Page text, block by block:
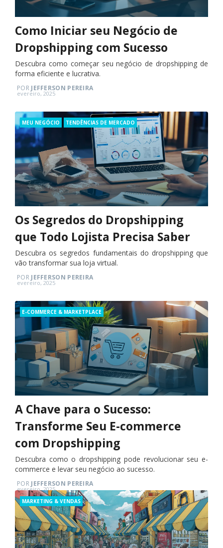
Como Iniciar seu Negócio de
Dropshipping com Sucesso
Descubra como começar seu negócio de dropshipping de
forma eficiente e lucrativa.
PORJEFFERSON PEREIRA
Posted
evereiro, 2025
Categories
MEU NEGÓCIO TENDÊNCIAS DE MERCADO
Os Segredos do Dropshipping
que Todo Lojista Precisa Saber
Descubra os segredos fundamentais do dropshipping que
vão transformar sua loja virtual.
PORJEFFERSON PEREIRA
Posted
evereiro, 2025
Categories
E-COMMERCE & MARKETPLACE
A Chave para o Sucesso:
Transforme Seu E-commerce
com Dropshipping
Descubra como o dropshipping pode revolucionar seu e-
commerce e levar seu negócio ao sucesso.
PORJEFFERSON PEREIRA
Posted
on
evereiro, 2025
Categories
MARKETING & VENDAS